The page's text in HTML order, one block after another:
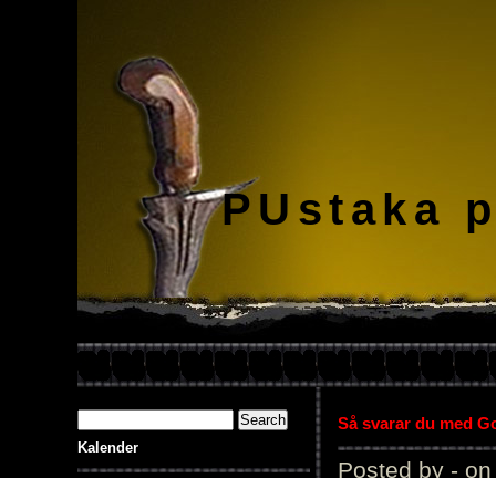
PUstaka
Kalender
Så svarar du med
Posted by - on